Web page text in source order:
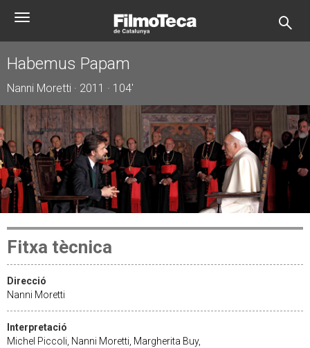
Toggle
Habemus Papam
Nanni Moretti · 2011 · 104'
Fitxa tècnica
Direcció
Nanni Moretti
Interpretació
Michel Piccoli, Nanni Moretti, Margherita Buy,